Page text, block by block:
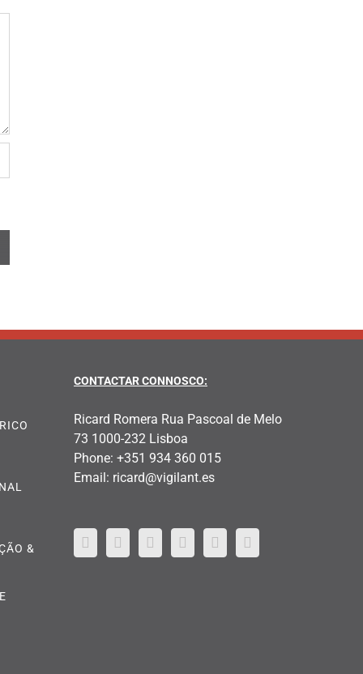
&
CONTACTAR CONNOSCO:
Ricard Romera Rua Pascoal de Melo
73 1000-232 Lisboa
Phone: +351 934 360 015
Email: ricard@vigilant.es